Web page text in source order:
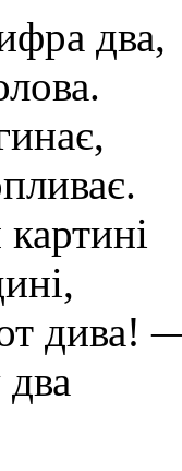
два,
дива!